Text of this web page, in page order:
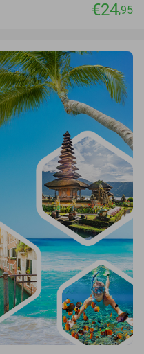
€24,95